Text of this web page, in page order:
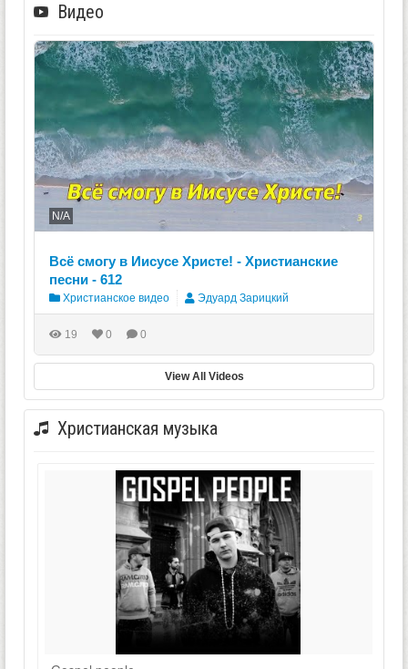
Видео
N/A
Всё смогу в Иисусе Христе! - Христианские
песни - 612
Христианское видео Эдуард Зарицкий
19 0 0
View All Videos
Христианская музыка